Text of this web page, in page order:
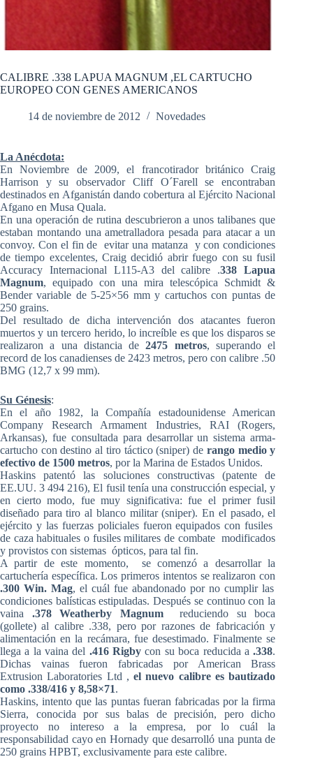
CALIBRE .338 LAPUA MAGNUM ,EL CARTUCHO
EUROPEO CON GENES AMERICANOS
14 de noviembre de 2012 Novedades
La Anécdota:
En Noviembre de 2009, el francotirador británico Craig
Harrison y su observador Cliff O´Farell se encontraban
destinados en Afganistán dando cobertura al Ejército Nacional
Afgano en Musa Quala.
En una operación de rutina descubrieron a unos talibanes que
estaban montando una ametralladora pesada para atacar a un
convoy. Con el fin de evitar una matanza y con condiciones
de tiempo excelentes, Craig decidió abrir fuego con su fusil
Accuracy Internacional L115-A3 del calibre .338 Lapua
Magnum, equipado con una mira telescópica Schmidt &
Bender variable de 5-25×56 mm y cartuchos con puntas de
250 grains.
Del resultado de dicha intervención dos atacantes fueron
muertos y un tercero herido, lo increíble es que los disparos se
realizaron a una distancia de2475 metros, superando el
record de los canadienses de 2423 metros, pero con calibre .50
BMG (12,7 x 99 mm).
Su Génesis:
En el año 1982, la Compañía estadounidense American
Company Research Armament Industries, RAI (Rogers,
Arkansas), fue consultada para desarrollar un sistema arma-
cartucho con destino al tiro táctico (sniper) de rango medio y
efectivo de 1500 metros, por la Marina de Estados Unidos.
Haskins patentó las soluciones constructivas (patente de
EE.UU. 3 494 216), El fusil tenía una construcción especial, y
en cierto modo, fue muy significativa: fue el primer fusil
diseñado para tiro al blanco militar (sniper). En el pasado, el
ejército y las fuerzas policiales fueron equipados con fusiles
de caza habituales o fusiles militares de combate modificados
y provistos con sistemas ópticos, para tal fin.
A partir de este momento, se comenzó a desarrollar la
cartuchería específica. Los primeros intentos se realizaron con
.300 Win. Mag, el cuál fue abandonado por no cumplir las
condiciones balísticas estipuladas. Después se continuo con la
vaina .378 Weatherby Magnumreduciendo su boca
(gollete) al calibre .338, pero por razones de fabricación y
alimentación en la recámara, fue desestimado. Finalmente se
llega a la vaina del .416 Rigbycon su boca reducida a.338.
Dichas vainas fueron fabricadas por American Brass
Extrusion Laboratories Ltd , el nuevo calibre es bautizado
como .338/416 y 8,58×71.
Haskins, intento que las puntas fueran fabricadas por la firma
Sierra, conocida por sus balas de precisión, pero dicho
proyecto no intereso a la empresa, por lo cuál la
responsabilidad cayo en Hornady que desarrolló una punta de
250 grains HPBT, exclusivamente para este calibre.